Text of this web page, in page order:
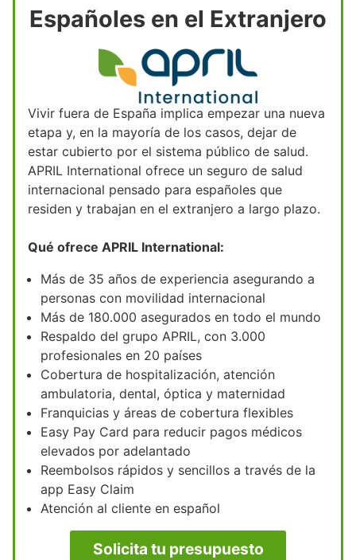
Españoles en el Extranjero
Vivir fuera de España implica empezar una nueva
etapa y, en la mayoría de los casos, dejar de
estar cubierto por el sistema público de salud.
APRIL International ofrece un seguro de salud
internacional pensado para españoles que
residen y trabajan en el extranjero a largo plazo.
Qué ofrece APRIL International:
Más de 35 años de experiencia asegurando a
personas con movilidad internacional
Más de 180.000 asegurados en todo el mundo
Respaldo del grupo APRIL, con 3.000
profesionales en 20 países
Cobertura de hospitalización, atención
ambulatoria, dental, óptica y maternidad
Franquicias y áreas de cobertura flexibles
Easy Pay Card para reducir pagos médicos
elevados por adelantado
Reembolsos rápidos y sencillos a través de la
app Easy Claim
Atención al cliente en español
Solicita tu presupuesto